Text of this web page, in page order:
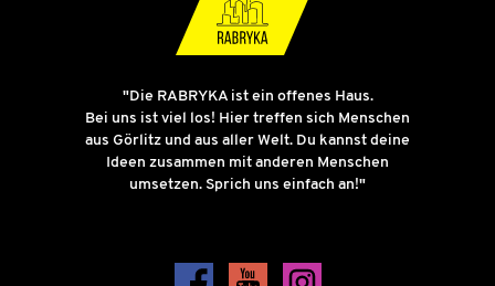
"Die RABRYKA ist ein offenes Haus.
Bei uns ist viel los! Hier treffen sich Menschen
aus Görlitz und aus aller Welt. Du kannst deine
Ideen zusammen mit anderen Menschen
umsetzen. Sprich uns einfach an!"